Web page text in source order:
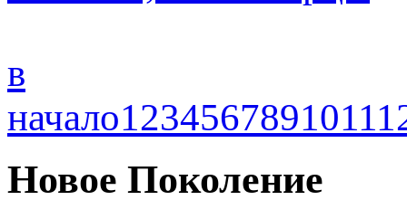
в
начало1234567891011
Новое Поколение